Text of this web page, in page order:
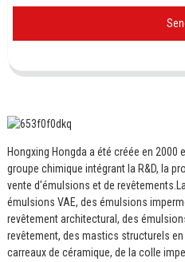
Hongxing Hongda a été créée en
groupe chimique intégrant la R&D, la
vente d'émulsions et de revêtements.
émulsions VAE, des émulsions
revêtement architectural, des
revêtement, des mastics structurels
carreaux de céramique, de la colle